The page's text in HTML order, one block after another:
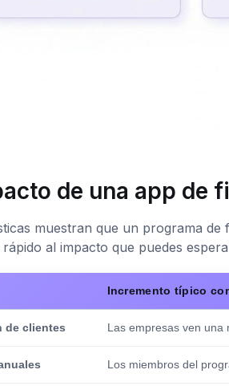
de una app de
muestran que un programa
al impacto que puedes
Incremento típico
de clientes Las empresas ven una
Los miembros del